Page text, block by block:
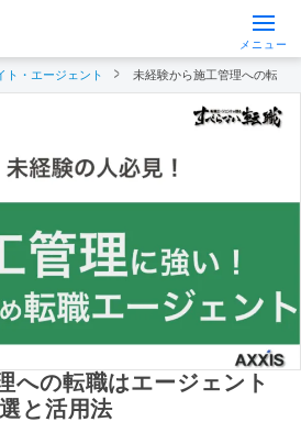
メニュー
ト・エージェント 未経験から施工管理への転職
への転職はエージェント
と活用法